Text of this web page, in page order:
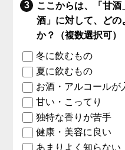
ここからは、「甘
酒」に対して、ど
か？（複数選択可）
冬に飲むもの
夏に飲むもの
お酒・アルコールが
甘い・こってり
独特な香りが苦手
健康・美容に良い
あまりよく知らない